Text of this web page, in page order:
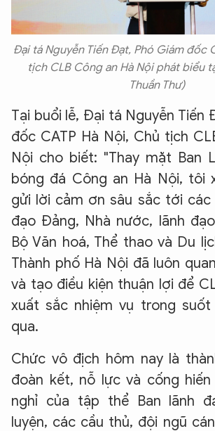
Đại tá Nguyễn Tiến Đạt, Phó Giám đốc
tịch CLB Công an Hà Nội phát biểu
Thuần Thư)
Tại buổi lễ, Đại tá Nguyễn Tiến
đốc CATP Hà Nội, Chủ tịch
Nội cho biết: "Thay mặt Ban
bóng đá Công an Hà Nội, tôi
gửi lời cảm ơn sâu sắc tới các
đạo Đảng, Nhà nước, lãnh
Bộ Văn hoá, Thể thao và Du
Thành phố Hà Nội đã luôn
và tạo điều kiện thuận lợi để
xuất sắc nhiệm vụ trong suốt
qua.
Chức vô địch hôm nay là
đoàn kết, nỗ lực và cống hiến
nghỉ của tập thể Ban lãnh
luyện, các cầu thủ, đội ngũ
An Ninh Thủ Đô nhé. Tôi sẵn sàng